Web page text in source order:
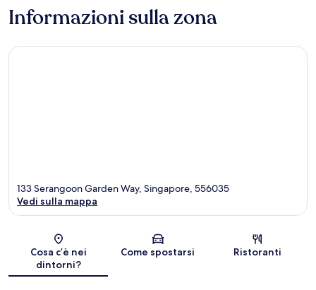
Informazioni sulla zona
Mappa
133 Serangoon Garden Way, Singapore, 556035
Vedi sulla mappa
Cosa c’è nei
dintorni?
Come spostarsi Ristoranti